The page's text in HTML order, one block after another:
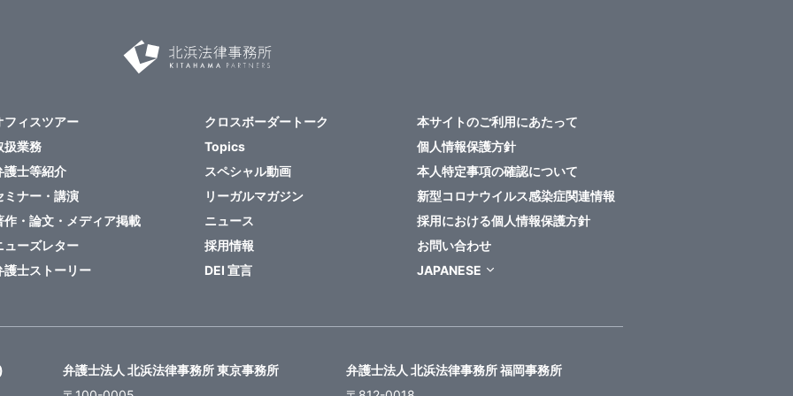
フィスツアー
扱業務
護士等紹介
ミナー・講演
作・論文・メディア掲載
ューズレター
護士ストーリー
クロスボーダートーク
Topics
スペシャル動画
リーガルマガジン
ニュース
採用情報
DEI 宣言
本サイトのご利用にあたって
個人情報保護方針
本人特定事項の確認について
新型コロナウイルス感染症関連情報
採用における個人情報保護方針
お問い合わせ
JAPANESE
弁護士法人 北浜法律事務所 東京事務所
弁護士法人 北浜法律事務所 福岡事務所